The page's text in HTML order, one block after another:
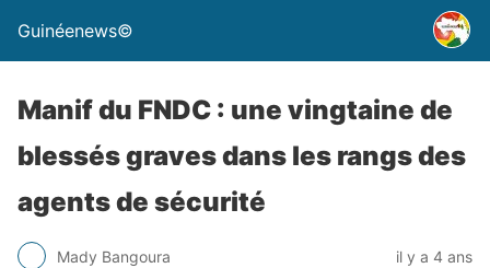
Guinéenews©
Manif du FNDC : une vingtaine de
blessés graves dans les rangs des
agents de sécurité
Mady Bangoura il y a 4 ans